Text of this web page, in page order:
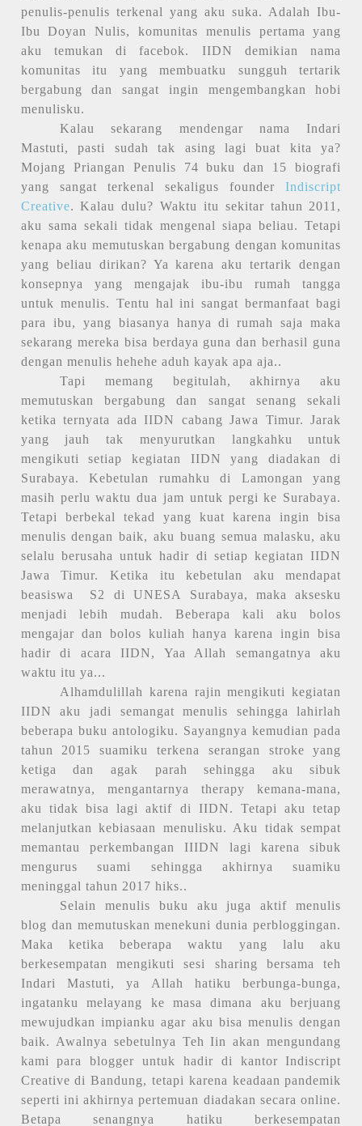
penulis-penulis terkenal yang aku suka. Adalah Ibu-
Ibu Doyan Nulis, komunitas menulis pertama yang
aku temukan di facebok. IIDN demikian nama
komunitas itu yang membuatku sungguh tertarik
bergabung dan sangat ingin mengembangkan hobi
menulisku.
Kalau sekarang mendengar nama Indari
Mastuti, pasti sudah tak asing lagi buat kita ya?
Mojang Priangan Penulis 74 buku dan 15 biografi
yang sangat terkenal sekaligus founder Indiscript
Creative. Kalau dulu? Waktu itu sekitar tahun 2011,
aku sama sekali tidak mengenal siapa beliau. Tetapi
kenapa aku memutuskan bergabung dengan komunitas
yang beliau dirikan? Ya karena aku tertarik dengan
konsepnya yang mengajak ibu-ibu rumah tangga
untuk menulis. Tentu hal ini sangat bermanfaat bagi
para ibu, yang biasanya hanya di rumah saja maka
sekarang mereka bisa berdaya guna dan berhasil guna
dengan menulis hehehe aduh kayak apa aja..
Tapi memang begitulah, akhirnya aku
memutuskan bergabung dan sangat senang sekali
ketika ternyata ada IIDN cabang Jawa Timur. Jarak
yang jauh tak menyurutkan langkahku untuk
mengikuti setiap kegiatan IIDN yang diadakan di
Surabaya. Kebetulan rumahku di Lamongan yang
masih perlu waktu dua jam untuk pergi ke Surabaya.
Tetapi berbekal tekad yang kuat karena ingin bisa
menulis dengan baik, aku buang semua malasku, aku
selalu berusaha untuk hadir di setiap kegiatan IIDN
Jawa Timur. Ketika itu kebetulan aku mendapat
beasiswa
S2 di UNESA Surabaya, maka aksesku
menjadi lebih mudah. Beberapa kali aku bolos
mengajar dan bolos kuliah hanya karena ingin bisa
hadir di acara IIDN, Yaa Allah semangatnya aku
waktu itu ya...
Alhamdulillah karena rajin mengikuti kegiatan
IIDN aku jadi semangat menulis sehingga lahirlah
beberapa buku antologiku. Sayangnya kemudian pada
tahun 2015 suamiku terkena serangan stroke yang
ketiga dan agak parah sehingga aku sibuk
merawatnya, mengantarnya therapy kemana-mana,
aku tidak bisa lagi aktif di IIDN. Tetapi aku tetap
melanjutkan kebiasaan menulisku. Aku tidak sempat
memantau perkembangan IIIDN lagi karena sibuk
mengurus suami sehingga akhirnya suamiku
meninggal tahun 2017 hiks..
Selain menulis buku aku juga aktif menulis
blog dan memutuskan menekuni dunia perbloggingan.
Maka ketika beberapa waktu yang lalu aku
berkesempatan mengikuti sesi sharing bersama teh
Indari Mastuti, ya Allah hatiku berbunga-bunga,
ingatanku melayang ke masa dimana aku berjuang
mewujudkan impianku agar aku bisa menulis dengan
baik. Awalnya sebetulnya Teh Iin akan mengundang
kami para blogger untuk hadir di kantor Indiscript
Creative di Bandung, tetapi karena keadaan pandemik
seperti ini akhirnya pertemuan diadakan secara online.
Betapa senangnya hatiku berkesempatan